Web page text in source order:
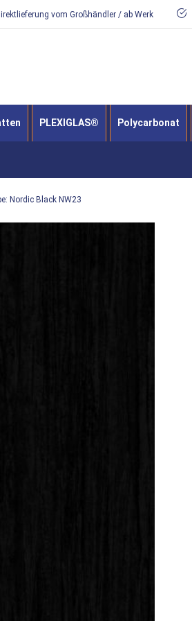
vom Großhändler / ab Werk
PLEXIGLAS® Polycarbonat
Nordic Black NW23